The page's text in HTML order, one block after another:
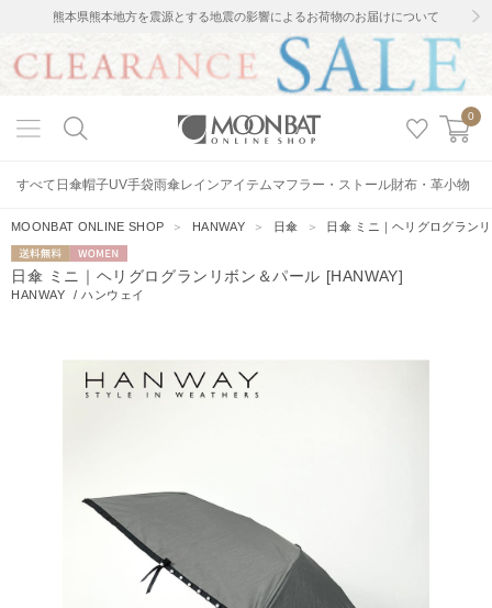
熊本県熊本地方を震源とする地震の影響によるお荷物のお届けについて
0
すべて 日傘帽子UV手袋雨傘レインアイテムマフラー・ストール財布・革小物
MOONBAT ONLINE SHOP ＞ HANWAY ＞ 日傘 ＞ 日傘 ミニ｜ヘリグログラン
送料無料 WOMEN
日傘 ミニ｜ヘリグログランリボン＆パール [HANWAY]
HANWAY /ハンウェイ